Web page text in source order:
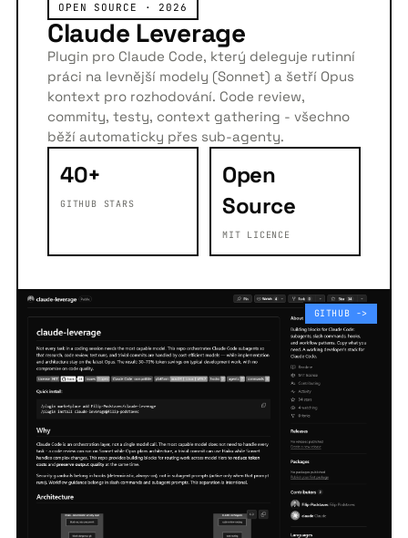
OPEN SOURCE · 2026
Claude Leverage
Plugin pro Claude Code, který deleguje rutinní
práci na levnější modely (Sonnet) a šetří Opus
kontext pro rozhodování. Code review,
commity, testy, context gathering - všechno
běží automaticky přes sub-agenty.
40+
GITHUB STARS
Open
Source
MIT LICENCE
GITHUB ->